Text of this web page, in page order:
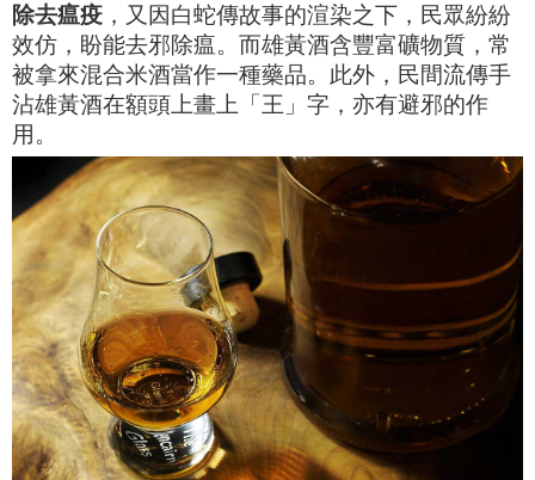
除去瘟疫 ，又因白蛇傳故事的渲染之下，民眾紛紛
效仿，盼能去邪除瘟。而雄黃酒含豐富礦物質，常
被拿來混合米酒當作一種藥品。此外，民間流傳手
沾雄黃酒在額頭上畫上「王」字，亦有避邪的作
用。